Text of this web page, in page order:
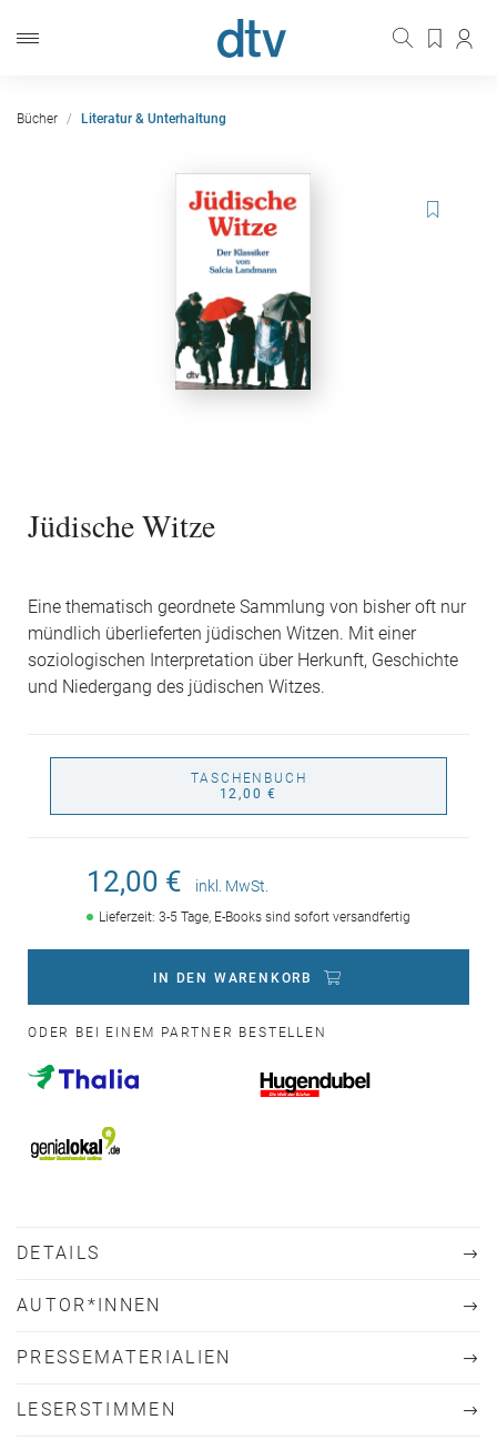
Bücher Literatur & Unterhaltung
Jüdische Witze
Eine thematisch geordnete Sammlung von bisher oft nur
mündlich überlieferten jüdischen Witzen. Mit einer
soziologischen Interpretation über Herkunft, Geschichte
und Niedergang des jüdischen Witzes.
TASCHENBUCH
12,00 €
12,00 € inkl. MwSt.
Lieferzeit: 3-5 Tage, E-Books sind sofort versandfertig
IN DEN WARENKORB
ODER BEI EINEM PARTNER BESTELLEN
DETAILS
AUTOR*INNEN
PRESSEMATERIALIEN
LESERSTIMMEN